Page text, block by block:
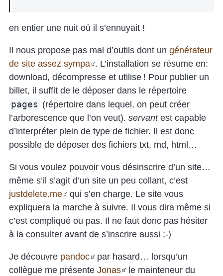
en entier une nuit où il s’ennuyait !
Il nous propose pas mal d’outils dont un générateur
de site assez sympa . L’installation se résume en:
download, décompresse et utilise ! Pour publier un
billet, il suffit de le déposer dans le répertoire
pages (répertoire dans lequel, on peut créer
l’arborescence que l’on veut). servantest capable
d’interpréter plein de type de fichier. Il est donc
possible de déposer des fichiers txt, md, html…
Si vous voulez pouvoir vous désinscrire d’un site…
même s’il s’agit d’un site un peu collant, c’est
justdelete.me
qui s’en charge. Le site vous
expliquera la marche à suivre. Il vous dira même si
c’est compliqué ou pas. Il ne faut donc pas hésiter
à la consulter avant de s’inscrire aussi ;-)
Je découvre pandoc
par hasard… lorsqu’un
collègue me présente Jonas
le mainteneur du